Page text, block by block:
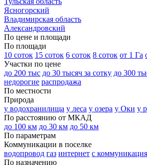
Ясногорский
Владимирская область
Александровский
По цене и площади
По площади
10 соток 15 соток 6 соток 8 соток от 1 Га
Участки по цене
до 200 тыс до 30 тысяч за сотку до 300
недорогие распродажа
По местности
Природа
у водохранилища у леса у озера у Оки у
По расстоянию от МКАД
до 100 км до 30 км до 50 км
По параметрам
Коммуникации в поселке
водопровод газ интернет с
По назначению